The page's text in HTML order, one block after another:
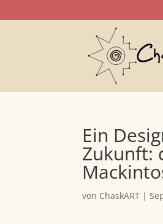
Ein
Zukunft:
von ChaskART |